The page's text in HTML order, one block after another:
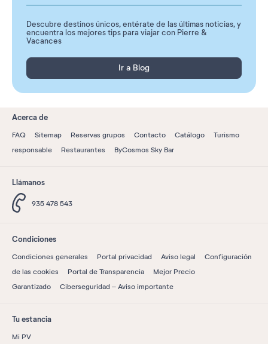
Descubre destinos únicos, entérate de las últimas noticias, y
encuentra los mejores tips para viajar con Pierre &
Vacances
Ir a Blog
Acerca de
FAQ Sitemap Reservas grupos Contacto Catálogo
Turismo
responsable
Restaurantes ByCosmos Sky Bar
Llámanos
935 478 543
Condiciones
Condiciones generales Portal privacidad Aviso legal
Configuración
de las cookies
Portal de Transparencia
Mejor Precio
Garantizado
Ciberseguridad – Aviso importante
Tu estancia
Mi PV